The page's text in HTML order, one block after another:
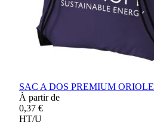
SAC A DOS PREMIUM ORIOLE
À partir de
0,37 €
HT/U